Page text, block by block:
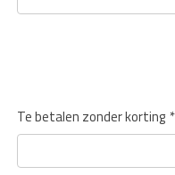
Te betalen zonder korting *